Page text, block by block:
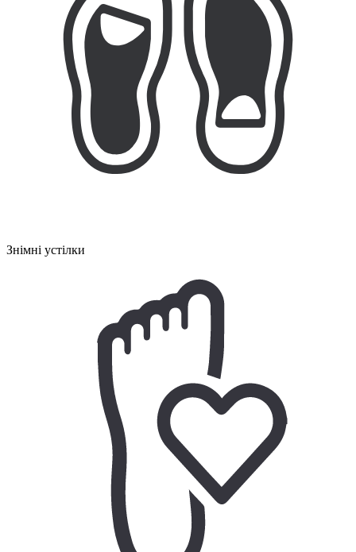
Знімні устілки